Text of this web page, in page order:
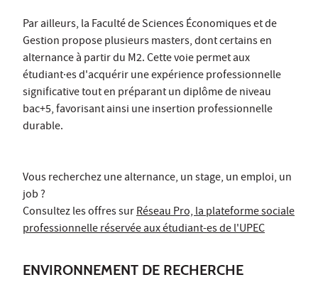
Par ailleurs, la Faculté de Sciences Économiques et de
Gestion propose plusieurs masters, dont certains en
alternance à partir du M2. Cette voie permet aux
étudiant·es d'acquérir une expérience professionnelle
significative tout en préparant un diplôme de niveau
bac+5, favorisant ainsi une insertion professionnelle
durable.
Vous recherchez une alternance, un stage, un emploi, un
job ?
Consultez les offres surRéseau Pro, la plateforme sociale
professionnelle réservée aux étudiant-es de l'UPEC
ENVIRONNEMENT DE RECHERCHE